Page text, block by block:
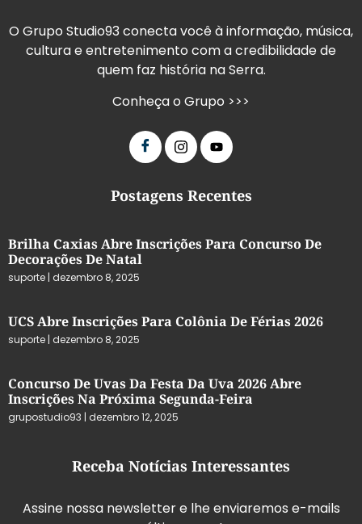
O Grupo Studio93 conecta você à informação, música,
cultura e entretenimento com a credibilidade de
quem faz história na Serra.
Conheça o Grupo >>>
Postagens Recentes
Brilha Caxias Abre Inscrições Para Concurso De
Decorações De Natal
suporte dezembro 8, 2025
UCS Abre Inscrições Para Colônia De Férias 2026
suporte dezembro 8, 2025
Concurso De Uvas Da Festa Da Uva 2026 Abre
Inscrições Na Próxima Segunda-Feira
grupostudio93 dezembro 12, 2025
Receba Notícias Interessantes
Assine nossa newsletter e lhe enviaremos e-mails